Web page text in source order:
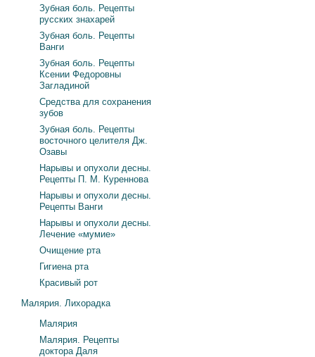
Зубная боль. Рецепты
русских знахарей
Зубная боль. Рецепты
Ванги
Зубная боль. Рецепты
Ксении Федоровны
Загладиной
Средства для сохранения
зубов
Зубная боль. Рецепты
восточного целителя Дж.
Озавы
Нарывы и опухоли десны.
Рецепты П. М. Куреннова
Нарывы и опухоли десны.
Рецепты Ванги
Нарывы и опухоли десны.
Лечение «мумие»
Очищение рта
Гигиена рта
Красивый рот
Малярия. Лихорадка
Малярия
Малярия. Рецепты
доктора Даля